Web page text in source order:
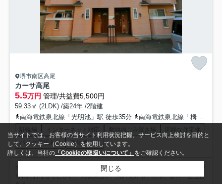
堺市南区高尾
カーサ高尾
5.5万円 管理/共益費5,500円
59.33㎡ (2LDK) /築24年 /2階建
南海電鉄泉北線「光明池」駅 徒歩35分
南海電鉄泉北線「栂・美木多」駅 徒歩38分
駐輪場 インターネット対応 敷地内ごみ置き場
閑静な住宅地
バイク置場あり
浄化槽排水
オススメ物件見て頂き誠にありがとうございます。家賃、礼金等の交渉
も私にお任せください。大阪狭山市、河内長野市、堺市、富田...もっと
当サイトでは、お客様の当サイト利用状況把握、サービス向上検討を目的と
して、クッキー（Cookie）を使用しています。
詳しくは、当社の 「Cookieの取扱いについて」 をご確認ください。
閉じる